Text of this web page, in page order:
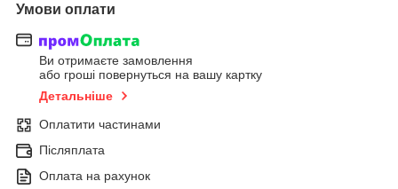
Умови оплати
Ви отримаєте замовлення
або гроші повернуться на вашу картку
Детальніше
Оплатити частинами
Післяплата
Оплата на рахунок